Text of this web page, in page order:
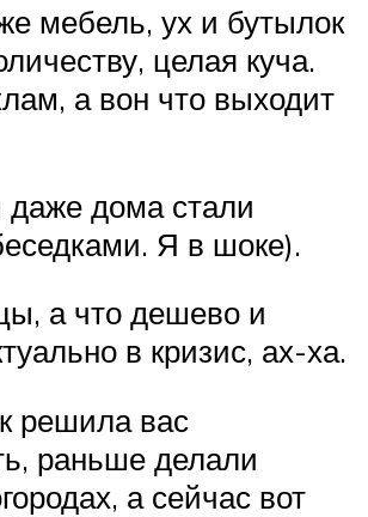
мебель, ух и бутылок
целая куча.
а вон что выходит
даже дома стали
Я в шоке).
а что дешево и
в кризис, ах-ха.
решила вас
раньше делали
а сейчас вот